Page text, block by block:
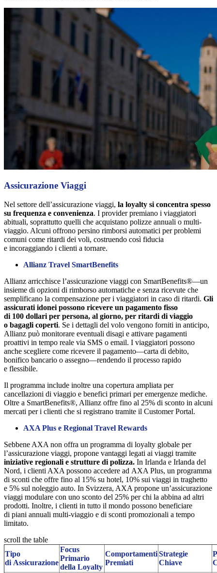
Assicurazione Viaggi
Nel settore dell’assicurazione viaggi, la loyalty si concentra spesso
su frequenza e convenienza. I provider premiano i viaggiatori
abituali, soprattutto quelli che acquistano polizze annuali o multi-
viaggio. Alcuni offrono persino rimborsi automatici per problemi
comuni come ritardi dei voli, costruendo così fiducia
e incoraggiando i clienti a tornare.
Allianz Travel SmartBenefits
Allianz arricchisce l’assicurazione viaggi con SmartBenefits®—un
insieme di opzioni di rimborso automatiche e senza ricevute che
semplificano la compensazione per i viaggiatori in caso di ritardi. Gli
assicurati idonei possono ricevere un pagamento fisso
di 100 dollari per persona, al giorno, per ritardi di viaggio
o bagagli coperti. Se i dettagli del volo vengono forniti in anticipo,
Allianz può monitorare eventuali disagi e attivare pagamenti
proattivi in tempo reale via SMS o email. I viaggiatori possono
anche scegliere come ricevere il pagamento—carta di debito,
bonifico bancario o assegno—rendendo il processo rapido
e flessibile.
Il programma include inoltre una copertura ampliata per
cancellazioni di viaggio e benefici primari per emergenze mediche.
Oltre a SmartBenefits®, Allianz offre fino al 25% di sconto in alcuni
mercati per i clienti che si registrano tramite il Customer Portal.
AXA Plus e Regional Travel Rewards
Sebbene AXA non offra un programma di loyalty globale per
l’assicurazione viaggi, propone vantaggi legati ai viaggi tramite
iniziative regionali e strutture di polizza. In Irlanda e Irlanda del
Nord, i clienti AXA possono accedere ad AXA Plus, un programma
di sconti che offre fino al 15% su hotel, 10% sui viaggi in traghetto
e 5% sul noleggio auto. In Svizzera, AXA propone un’assicurazione
viaggi modulare con uno sconto del 25% per chi la abbina ad altri
prodotti. Inoltre, i clienti in tutto il mondo possono beneficiare
di piani annuali multi-viaggio e di sconti promozionali a tempo
limitato.
scroll the table
Tipo
di Assicurazione
Focus
Primario
della Loyalty
Comportamenti
Premiati
Strategie
Chiave